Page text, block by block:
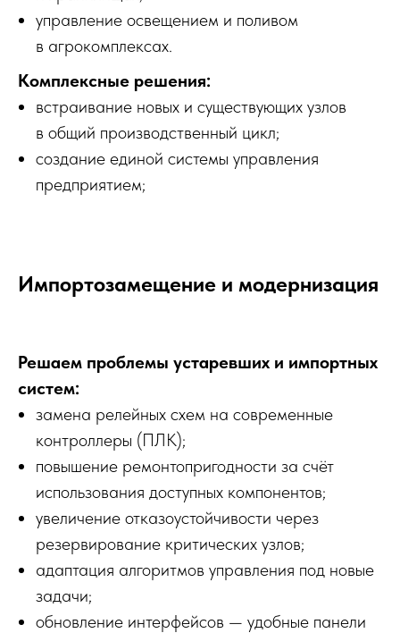
управление освещением и поливом
в агрокомплексах.
Комплексные решения:
встраивание новых и существующих узлов
в общий производственный цикл;
создание единой системы управления
предприятием;
Импортозамещение и модернизация
Решаем проблемы устаревших и импортных
систем:
замена релейных схем на современные
контроллеры (ПЛК);
повышение ремонтопригодности за счёт
использования доступных компонентов;
увеличение отказоустойчивости через
резервирование критических узлов;
адаптация алгоритмов управления под новые
задачи;
обновление интерфейсов — удобные панели